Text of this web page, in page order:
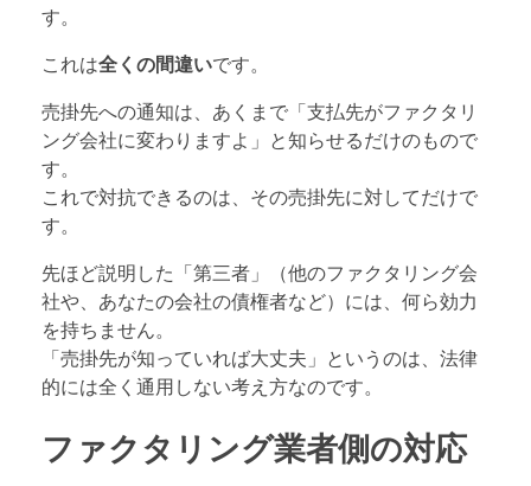
す。
これは全くの間違いです。
売掛先への通知は、あくまで「支払先がファクタリ
ング会社に変わりますよ」と知らせるだけのもので
す。
これで対抗できるのは、その売掛先に対してだけで
す。
先ほど説明した「第三者」（他のファクタリング会
社や、あなたの会社の債権者など）には、何ら効力
を持ちません。
「売掛先が知っていれば大丈夫」というのは、法律
的には全く通用しない考え方なのです。
ファクタリング業者側の対応